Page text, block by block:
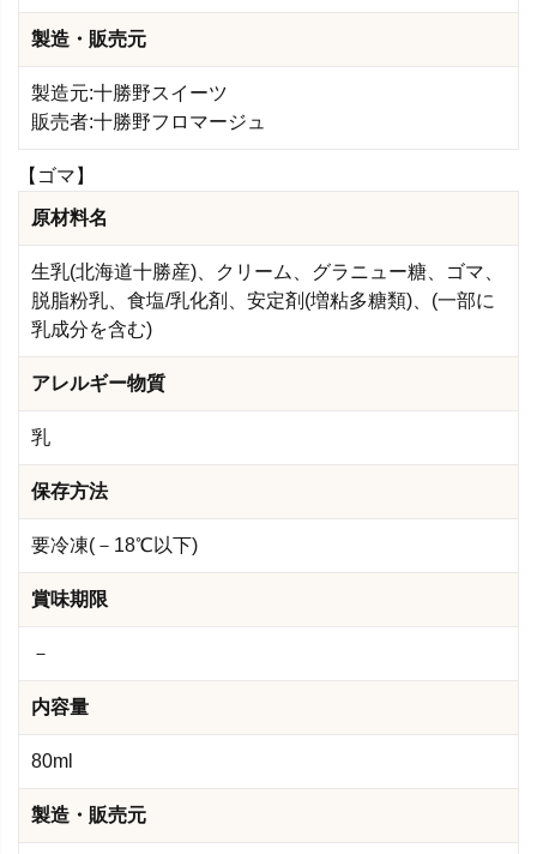
製造・販売元
製造元:十勝野スイーツ
販売者:十勝野フロマージュ
【ゴマ】
原材料名
生乳(北海道十勝産)、クリーム、グラニュー糖、ゴマ、
脱脂粉乳、食塩/乳化剤、安定剤(増粘多糖類)、(一部に
乳成分を含む)
アレルギー物質
乳
保存方法
要冷凍(－18℃以下)
賞味期限
－
内容量
80ml
製造・販売元